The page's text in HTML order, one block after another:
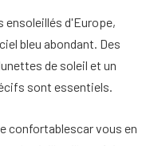
ensoleillés d'Europe,
bleu abondant. Des
de soleil et un
sont essentiels.
confortablescar vous en